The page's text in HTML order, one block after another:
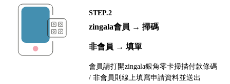
STEP.2
zingala會員 → 掃碼
非會員 → 填單
會員請打開zingala銀角零卡掃描付款條碼
/ 非會員則線上填寫申請資料並送出